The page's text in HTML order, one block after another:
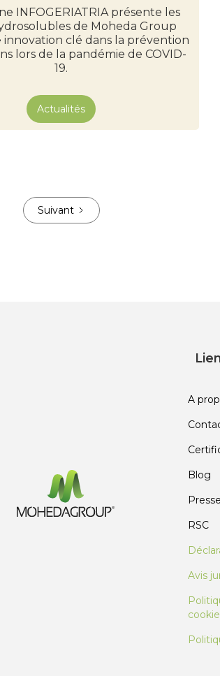
INFOGERIATRIA présente les
de Moheda Group
clé dans la prévention
lors de la pandémie de COVID-
19.
Actualités
Suivant
A
Blog
Presse
RSC
Avis